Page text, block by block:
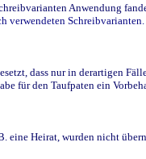
Anwendung
verwendeten Schreibvarianten.
dass nur in derartigen
für den Taufpaten ein
eine Heirat, wurden nicht